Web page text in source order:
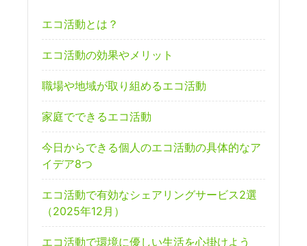
エコ活動とは？
エコ活動の効果やメリット
職場や地域が取り組めるエコ活動
家庭でできるエコ活動
今日からできる個人のエコ活動の具体的なア
イデア8つ
エコ活動で有効なシェアリングサービス2選
（2025年12月）
エコ活動で環境に優しい生活を心掛けよう